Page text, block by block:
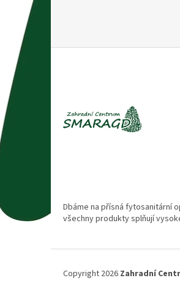
Dbáme na přísná fytosanitární
všechny produkty splňují
Copyright 2026 Zahradní